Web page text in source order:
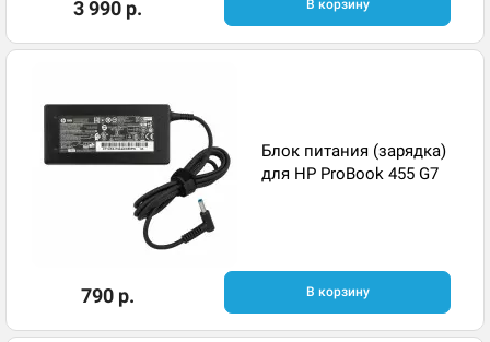
3 990 р. В корзину
Блок питания (зарядка)
для HP ProBook 455 G7
790 р. В корзину